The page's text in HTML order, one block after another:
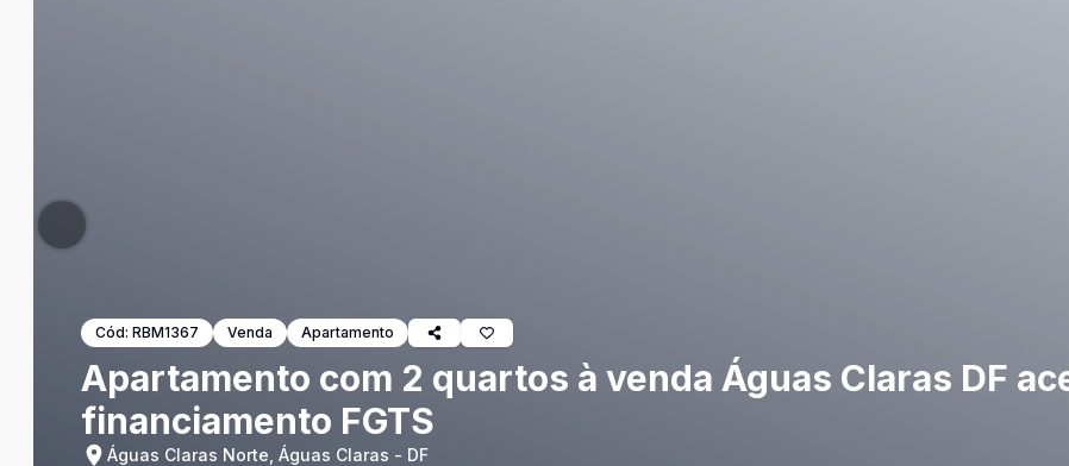
Cód: RBM1367 Venda Apartamento
Apartamento com 2 quartos à venda Águas Claras DF
financiamento FGTS
Águas Claras Norte, Águas Claras - DF